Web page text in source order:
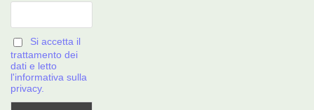
Si accetta il
trattamento dei
dati e letto
l'informativa sulla
privacy.